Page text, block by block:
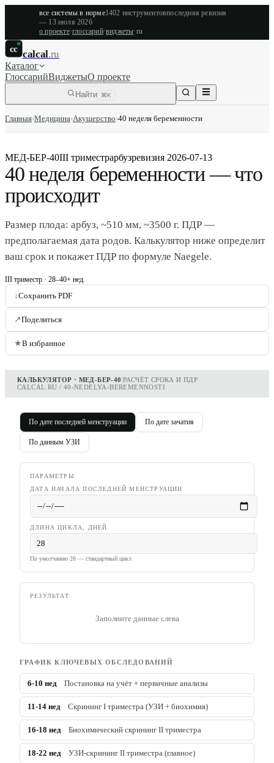
все системы в норме1402 инструментовпоследняя ревизия
— 13 июля 2026
о проекте·глоссарий·виджеты·ru
cc calcal.ru
Каталог
ГлоссарийВиджетыО проекте
Найти ⌘K
Главная›Медицина›Акушерство›40 неделя беременности
МЕД-БЕР-40III триместрарбузревизия 2026-07-13
40 неделя беременности — что
происходит
Размер плода: арбуз, ~510 мм, ~3500 г. ПДР —
предполагаемая дата родов. Калькулятор ниже определит
ваш срок и покажет ПДР по формуле Naegele.
III триместр · 28–40+ нед.
↓Сохранить PDF
↗Поделиться
★В избранное
КАЛЬКУЛЯТОР · МЕД-БЕР-40 |РАСЧЁТ СРОКА И ПДР
CALCAL.RU / 40-NEDELYA-BEREMENNOSTI
По дате последней менструации По дате зачатия
По данным УЗИ
ПАРАМЕТРЫ
ДАТА НАЧАЛА ПОСЛЕДНЕЙ МЕНСТРУАЦИИ
ДЛИНА ЦИКЛА, ДНЕЙ
По умолчанию 28 — стандартный цикл
РЕЗУЛЬТАТ
Заполните данные слева
ГРАФИК КЛЮЧЕВЫХ ОБСЛЕДОВАНИЙ
6-10 нед Постановка на учёт + первичные анализы
11-14 нед Скрининг I триместра (УЗИ + биохимия)
16-18 нед Биохимический скрининг II триместра
18-22 нед УЗИ-скрининг II триместра (главное)